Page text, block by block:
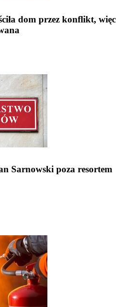
dom przez konflikt, więc
Sarnowski poza resortem